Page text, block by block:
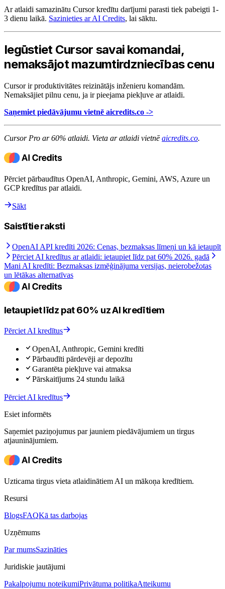
Ar atlaidi samazinātu Cursor kredītu darījumi parasti tiek pabeigti 1-
3 dienu laikā. Sazinieties ar AI Credits, lai sāktu.
Iegūstiet Cursor savai komandai,
nemaksājot mazumtirdzniecības cenu
Cursor ir produktivitātes reizinātājs inženieru komandām.
Nemaksājiet pilnu cenu, ja ir pieejama piekļuve ar atlaidi.
Saņemiet piedāvājumu vietnē aicredits.co ->
Cursor Pro ar 60% atlaidi. Vieta ar atlaidi vietnēaicredits.co.
Pērciet pārbaudītus OpenAI, Anthropic, Gemini, AWS, Azure un
GCP kredītus par atlaidi.
Sākt
Saistītie raksti
OpenAI API kredīti 2026: Cenas, bezmaksas līmeņi un kā ietaupīt
Pērciet AI kredītus ar atlaidi: ietaupiet līdz pat 60% 2026. gadā
Mani AI kredīti: Bezmaksas izmēģinājuma versijas, neierobežotas
un lētākas alternatīvas
Ietaupiet līdz pat 60% uz AI kredītiem
Pērciet AI kredītus
OpenAI, Anthropic, Gemini kredīti
Pārbaudīti pārdevēji ar depozītu
Garantēta piekļuve vai atmaksa
Pārskaitījums 24 stundu laikā
Pērciet AI kredītus
Esiet informēts
Saņemiet paziņojumus par jauniem piedāvājumiem un tirgus
atjauninājumiem.
Uzticama tirgus vieta atlaidinātiem AI un mākoņa kredītiem.
Resursi
BlogsFAQKā tas darbojas
Uzņēmums
Par mumsSazināties
Juridiskie jautājumi
Pakalpojumu noteikumiPrivātuma politikaAtteikumu